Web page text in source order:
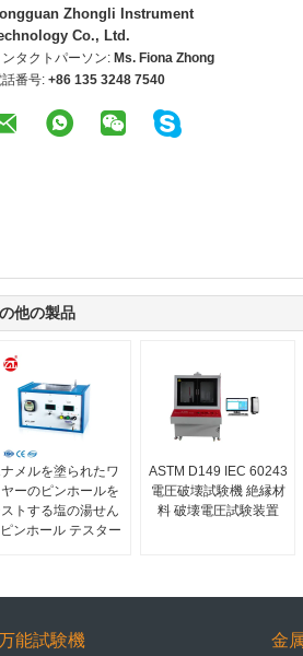
Zhongli Instrument
Co., Ltd.
タクトパーソン: Ms. Fiona Zhong
番号: +86 135 3248 7540
他の製品
メルを塗られたワ
ーのピンホールを
トする塩の湯せん
ンホール テスター
ASTM D149 IEC 60243
電圧破壊試験機 絶縁材
料 破壊電圧試験装置
能試験機 金